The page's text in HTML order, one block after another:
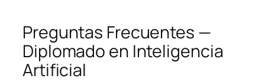
Preguntas Frecuentes —
Diplomado en Inteligencia
Artificial